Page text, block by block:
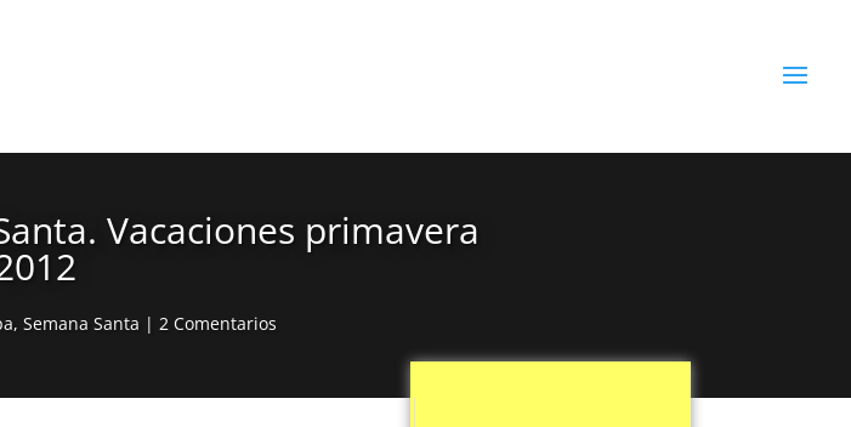
Vacaciones primavera
, Semana Santa | 2 Comentarios